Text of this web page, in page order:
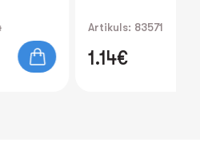
Artikuls: 83571
1.14€